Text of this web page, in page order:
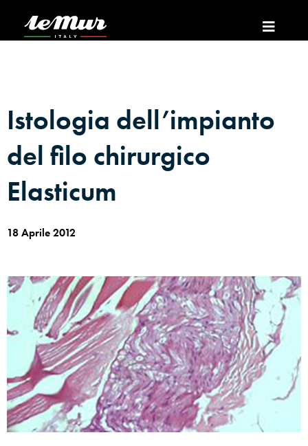
Istologia dell’impianto
del filo chirurgico
Elasticum
18 Aprile 2012